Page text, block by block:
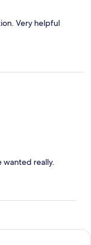
Very helpful
wanted really.